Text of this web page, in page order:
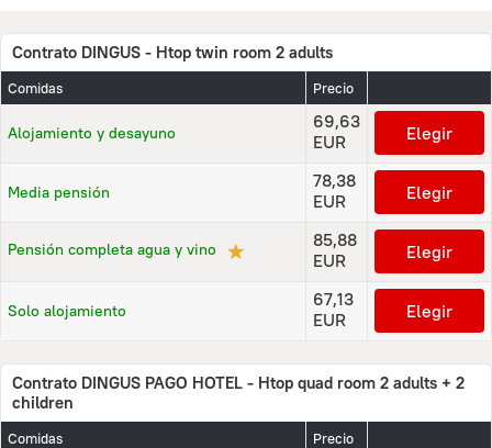
Contrato DINGUS - Htop twin room 2 adults
Comidas Precio
Alojamiento y desayuno
69,63
EUR
Elegir
Media pensión
78,38
EUR
Elegir
Pensión completa agua y vino ★
85,88
EUR
Elegir
Solo alojamiento
67,13
EUR
Elegir
Contrato DINGUS PAGO HOTEL - Htop quad room 2 adults + 2
children
Comidas Precio